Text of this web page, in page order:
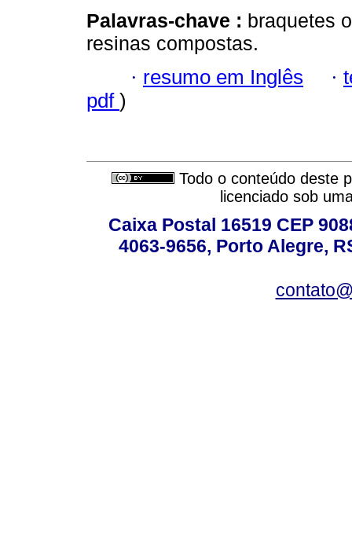
Palavras-chave : braquetes
resinas compostas.
· resumo em Inglês ·
pdf )
Todo o conteúdo deste
licenciado sob
Caixa Postal 16519 CEP
4063-9656, Porto Alegre,